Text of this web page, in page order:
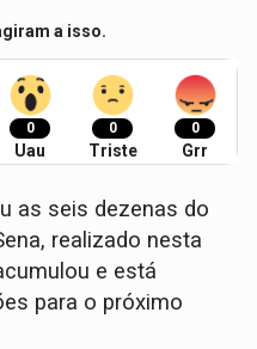
a isso.
0
Uau
0
Triste
0
Grr
as seis dezenas do
realizado nesta
e está
para o próximo